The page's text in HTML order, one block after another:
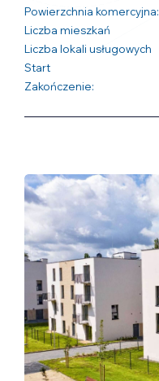
Powierzchnia komercyjna:
Liczba mieszkań
Liczba lokali usługowych
Start
Zakończenie: